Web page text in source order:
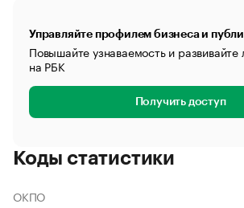
Управляйте профилем бизнеса и
Повышайте узнаваемость и
на РБК
Получить доступ
Коды статистики
ОКПО